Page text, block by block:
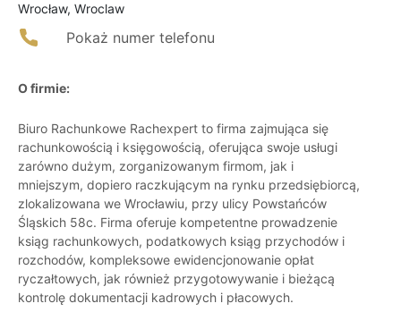
Wrocław, Wroclaw
Pokaż numer telefonu
O firmie:
Biuro Rachunkowe Rachexpert to firma zajmująca się
rachunkowością i księgowością, oferująca swoje usługi
zarówno dużym, zorganizowanym firmom, jak i
mniejszym, dopiero raczkującym na rynku przedsiębiorcą,
zlokalizowana we Wrocławiu, przy ulicy Powstańców
Śląskich 58c. Firma oferuje kompetentne prowadzenie
ksiąg rachunkowych, podatkowych ksiąg przychodów i
rozchodów, kompleksowe ewidencjonowanie opłat
ryczałtowych, jak również przygotowywanie i bieżącą
kontrolę dokumentacji kadrowych i płacowych.